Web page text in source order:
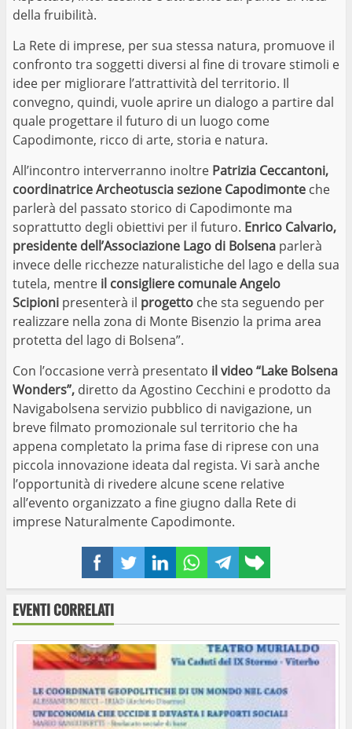
FacebookTwitterLinkedInWhatsAppTelegram
link
della fruibilità.
La Rete di imprese, per sua stessa natura, promuove il
confronto tra soggetti diversi al fine di trovare stimoli e
idee per migliorare l’attrattività del territorio. Il
convegno, quindi, vuole aprire un dialogo a partire dal
quale progettare il futuro di un luogo come
Capodimonte, ricco di arte, storia e natura.
All’incontro interverranno inoltre Patrizia Ceccantoni,
coordinatrice Archeotuscia sezione Capodimonte che
parlerà del passato storico di Capodimonte ma
soprattutto degli obiettivi per il futuro. Enrico Calvario,
presidente dell’Associazione Lago di Bolsena parlerà
invece delle ricchezze naturalistiche del lago e della sua
tutela, mentre il consigliere comunale Angelo
Scipioni presenterà il progetto che sta seguendo per
realizzare nella zona di Monte Bisenzio la prima area
protetta del lago di Bolsena”.
Con l’occasione verrà presentato il video “Lake Bolsena
Wonders”, diretto da Agostino Cecchini e prodotto da
Navigabolsena servizio pubblico di navigazione, un
breve filmato promozionale sul territorio che ha
appena completato la prima fase di riprese con una
piccola innovazione ideata dal regista. Vi sarà anche
l’opportunità di rivedere alcune scene relative
all’evento organizzato a fine giugno dalla Rete di
imprese Naturalmente Capodimonte.
EVENTI CORRELATI